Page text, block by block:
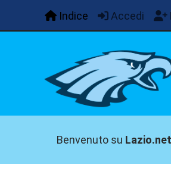
Indice Accedi
Benvenuto su